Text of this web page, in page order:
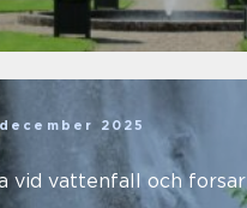
2025
vid vattenfall och forsar